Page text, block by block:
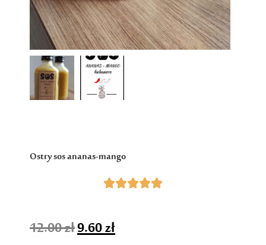
Ostry sos ananas-mango

12.00zł9.60zł